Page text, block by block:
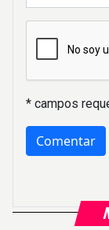
* campos